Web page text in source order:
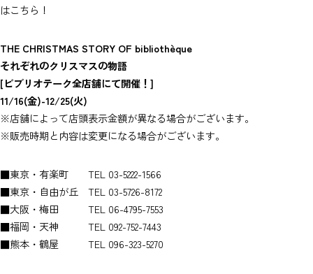
はこちら ！
THE CHRISTMAS STORY OF bibliothèque
それぞれのクリスマスの物語
[ビブリオテーク全店舗にて開催！]
11/16(金)-12/25(火)
※店舗によって店頭表示金額が異なる場合がございます。
※販売時期と内容は変更になる場合がございます。
■東京・有楽町 TEL 03-5222-1566
■東京・自由が丘 TEL 03-5726-8172
■大阪・梅田 TEL 06-4795-7553
■福岡・天神 TEL 092-752-7443
■熊本・鶴屋 TEL 096-323-5270